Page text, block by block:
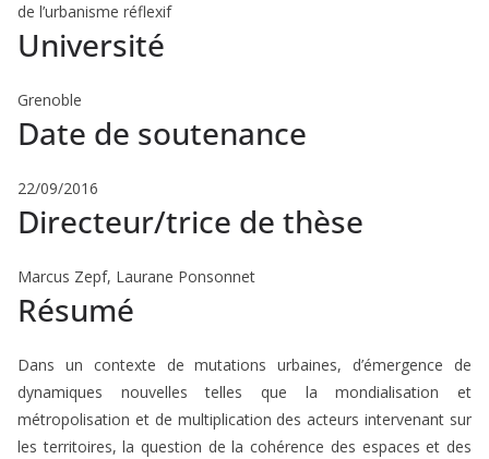
de l’urbanisme réflexif
Université
Grenoble
Date de soutenance
22/09/2016
Directeur/trice de thèse
Marcus Zepf, Laurane Ponsonnet
Résumé
Dans un contexte de mutations urbaines, d’émergence de
dynamiques nouvelles telles que la mondialisation et
métropolisation et de multiplication des acteurs intervenant sur
les territoires, la question de la cohérence des espaces et des